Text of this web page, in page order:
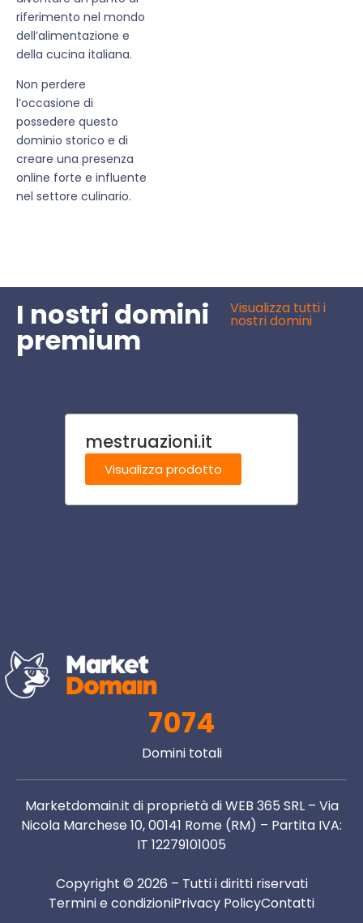
riferimento nel mondo
dell’alimentazione e
della cucina italiana.
Non perdere
l’occasione di
possedere questo
dominio storico e di
creare una presenza
online forte e influente
nel settore culinario.
I nostri domini
premium
Visualizza tutti i
nostri domini
mestruazioni.it
Visualizza prodotto
7074
Domini totali
Marketdomain.it di proprietà di WEB 365 SRL – Via
Nicola Marchese 10, 00141 Rome (RM) – Partita IVA:
IT 12279101005
Copyright © 2026 – Tutti i diritti riservati
Termini e condizioniPrivacy PolicyContatti